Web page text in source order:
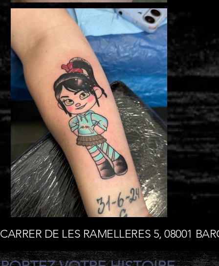
CARRER DE LES RAMELLERES 5, 08001